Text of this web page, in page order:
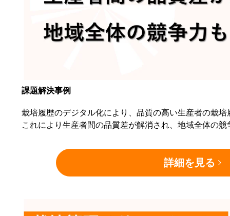
課題解決事例
栽培履歴のデジタル化により、品質の高い生産者の栽
これにより生産者間の品質差が解消され、地域全体の競
詳細を見る